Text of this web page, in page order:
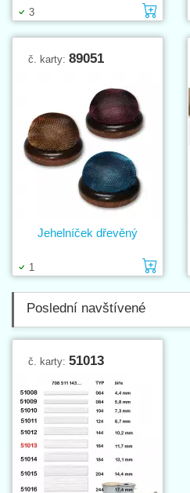
3
č. karty: 89051
1
Jehelníček dřevěný
Poslední navštívené
č. karty: 51013